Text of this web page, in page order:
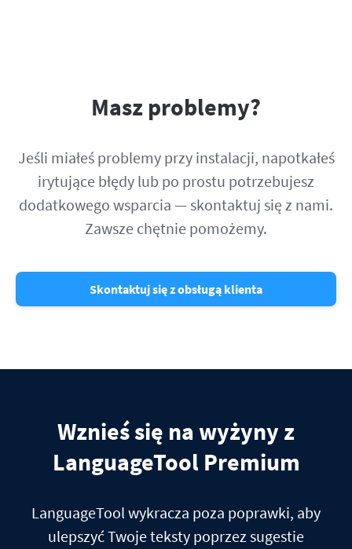
Masz problemy?
Jeśli miałeś problemy przy instalacji, napotkałeś
irytujące błędy lub po prostu potrzebujesz
dodatkowego wsparcia — skontaktuj się z nami.
Zawsze chętnie pomożemy.
Skontaktuj się z obsługą klienta
Wznieś się na wyżyny z
LanguageTool Premium
LanguageTool wykracza poza poprawki, aby
ulepszyć Twoje teksty poprzez sugestie